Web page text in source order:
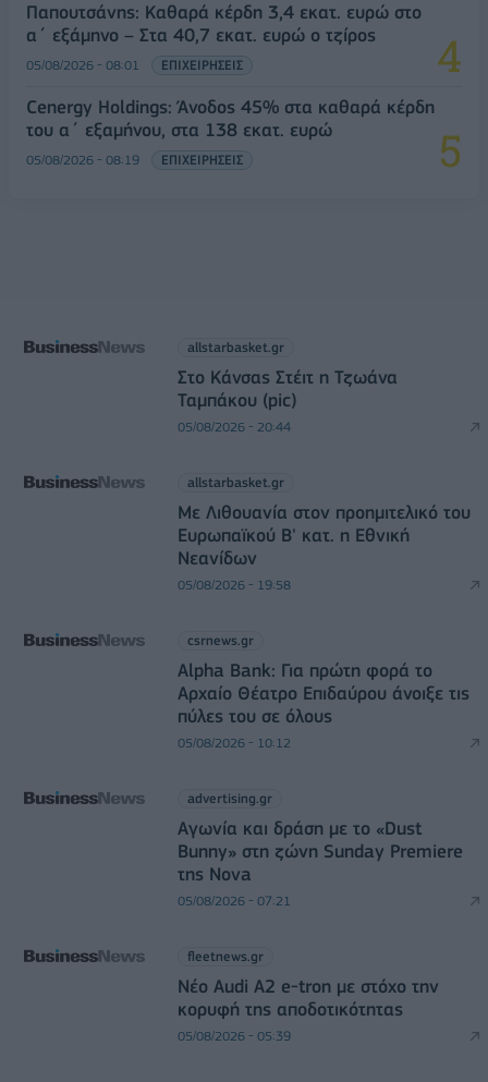
Παπουτσάνης: Καθαρά κέρδη 3,4 εκατ. ευρώ στο
α΄ εξάμηνο – Στα 40,7 εκατ. ευρώ ο τζίρος
05/08/2026 - 08:01 ΕΠΙΧΕΙΡΗΣΕΙΣ
Cenergy Holdings: Άνοδος 45% στα καθαρά κέρδη
του α΄ εξαμήνου, στα 138 εκατ. ευρώ
05/08/2026 - 08:19 ΕΠΙΧΕΙΡΗΣΕΙΣ
allstarbasket.gr
Στο Κάνσας Στέιτ η Τζωάνα
Ταμπάκου (pic)
05/08/2026 - 20:44
allstarbasket.gr
Με Λιθουανία στον προημιτελικό του
Ευρωπαϊκού Β' κατ. η Εθνική
Νεανίδων
05/08/2026 - 19:58
csrnews.gr
Alpha Bank: Για πρώτη φορά το
Αρχαίο Θέατρο Επιδαύρου άνοιξε τις
πύλες του σε όλους
05/08/2026 - 10:12
advertising.gr
Αγωνία και δράση με το «Dust
Bunny» στη ζώνη Sunday Premiere
της Nova
05/08/2026 - 07:21
fleetnews.gr
Νέο Audi A2 e-tron με στόχο την
κορυφή της αποδοτικότητας
05/08/2026 - 05:39